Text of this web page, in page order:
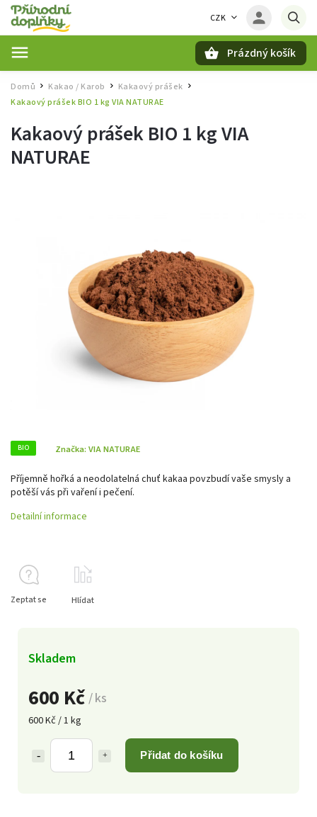
CZK
Prázdný košík
Domů / Kakao / Karob Kakaový prášek
Kakaový prášek BIO 1 kg VIA NATURAE
Kakaový prášek BIO 1 kg VIA
NATURAE
BIO Značka: VIA NATURAE
600 Kč / ks
600 Kč / 1 kg
Přidat do košíku
Skladem
Příjemně hořká a neodolatelná chuť kakaa povzbudí vaše smysly a
potěší vás při vaření i pečení.
Detailní informace
Zeptat se Hlídat